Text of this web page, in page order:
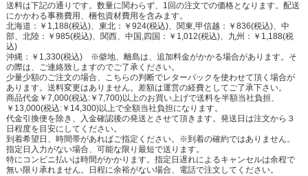
送料は下記の通りです。数量に関わらず、1回の注文での価格となります。配送
にかかわる事務費用、梱包資材費用を含みます。
北海道：￥1,188(税込)、東北：￥924(税込)、関東,甲信越：￥836(税込)、中
部、北陸：￥985(税込)、関西、中国,四国：￥1,012(税込)、九州：￥1,188(税
込)
沖縄：￥1,330(税込) ※僻地、離島は、追加料金がかかる場合があります。そ
の際は、ご連絡致しますのでご了承ください。
少量少額のご注文の場合、こちらの判断でレターパックを使わせて頂く場合が
あります。送料変更はありません。差額は運営の経費としてご了承下さい。
商品代金￥7,000(税込:￥7,700)以上のお買い上げで送料を半額当社負担、
￥13,000(税込:￥14,300)以上で全額当社負担になります。
代金引換便を除き、入金確認後の発送とさせて頂きます。発送日は注文から３
日程度を目安にしてください。
到着希望日、時間帯があればご指定ください。※到着の確約ではありません。
指定日入力がない場合、可能な限り最短で送ります。
特にコンビニ払いは時間がかかります。指定日遅れによるキャンセルは余程で
無い限り承れません。日程に余裕がない場合、電話で注文してください。